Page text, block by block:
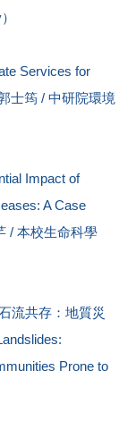
Services for
士筠 / 中研院環境
Impact of
A Case
/ 本校生命科學
流共存：地質災
Prone to